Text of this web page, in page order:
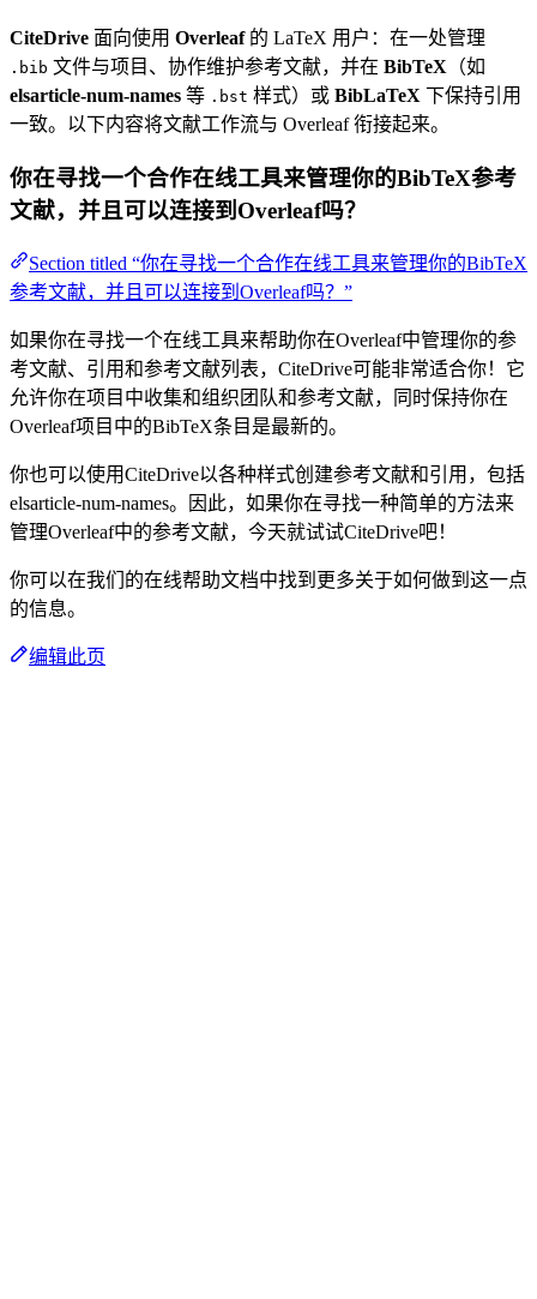
CiteDrive 面向使用 Overleaf的 LaTeX 用户：在一处管理
.bib 文件与项目、协作维护参考文献，并在 BibTeX （如
elsarticle-num-names 等 .bst 样式）或 BibLaTeX 下保持引用
一致。以下内容将文献工作流与 Overleaf 衔接起来。
你在寻找一个合作在线工具来管理你的BibTeX参考
文献，并且可以连接到Overleaf吗？
Section titled “你在寻找一个合作在线工具来管理你的BibTeX
参考文献，并且可以连接到Overleaf吗？”
如果你在寻找一个在线工具来帮助你在Overleaf中管理你的参
考文献、引用和参考文献列表，CiteDrive可能非常适合你！它
允许你在项目中收集和组织团队和参考文献，同时保持你在
Overleaf项目中的BibTeX条目是最新的。
你也可以使用CiteDrive以各种样式创建参考文献和引用，包括
elsarticle-num-names。因此，如果你在寻找一种简单的方法来
管理Overleaf中的参考文献，今天就试试CiteDrive吧！
你可以在我们的在线帮助文档中找到更多关于如何做到这一点
的信息。
编辑此页